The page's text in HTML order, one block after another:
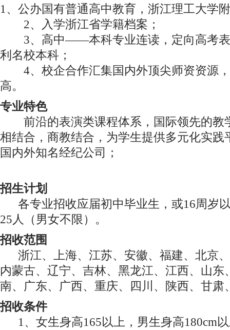
1、公办国有普通高中教育，浙江理工大学
2、入学浙江省学籍档案；
3、高中——本科专业连读，定向高考表
利名校本科；
4、校企合作汇集国内外顶尖师资资源，
高。
专业特色
前沿的表演类课程体系，国际领先的教
相结合，商教结合，为学生提供多元化实践
国内外知名经纪公司；
招生计划
各专业招收应届初中毕业生，或16周岁
25人（男女不限）。
招收范围
浙江、上海、江苏、安徽、福建、北京
内蒙古、辽宁、吉林、黑龙江、江西、山东
南、广东、广西、重庆、四川、陕西、甘肃
招收条件
1、女生身高165以上，男生身高180cm